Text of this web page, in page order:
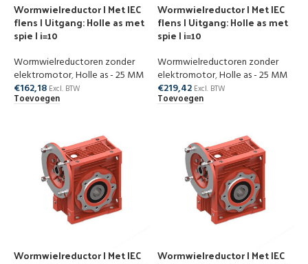
Wormwielreductor | Met IEC
flens | Uitgang: Holle as met
spie | i=10
Wormwielreductoren zonder
elektromotor,Holle as - 25 MM
€162,18 Excl. BTW
Toevoegen
Wormwielreductor | Met IEC
flens | Uitgang: Holle as met
spie | i=10
Wormwielreductoren zonder
elektromotor,Holle as - 25 MM
€219,42 Excl. BTW
Toevoegen
Wormwielreductor | Met IEC Wormwielreductor | Met IEC